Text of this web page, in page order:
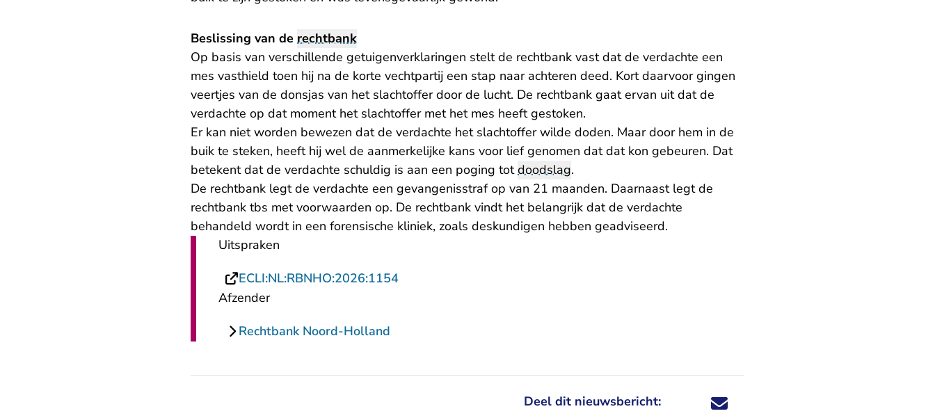
Beslissing van de rechtbank
Op basis van verschillende getuigenverklaringen stelt de rechtbank vast dat de verdachte een
mes vasthield toen hij na de korte vechtpartij een stap naar achteren deed. Kort daarvoor gingen
veertjes van de donsjas van het slachtoffer door de lucht. De rechtbank gaat ervan uit dat de
verdachte op dat moment het slachtoffer met het mes heeft gestoken.
Er kan niet worden bewezen dat de verdachte het slachtoffer wilde doden. Maar door hem in de
buik te steken, heeft hij wel de aanmerkelijke kans voor lief genomen dat dat kon gebeuren. Dat
betekent dat de verdachte schuldig is aan een poging totdoodslag.
De rechtbank legt de verdachte een gevangenisstraf op van 21 maanden. Daarnaast legt de
rechtbank tbs met voorwaarden op. De rechtbank vindt het belangrijk dat de verdachte
behandeld wordt in een forensische kliniek, zoals deskundigen hebben geadviseerd.
Uitspraken
ECLI:NL:RBNHO:2026:1154- U verlaat Rechtspraak.nl
Afzender
Rechtbank Noord-Holland
Deel dit nieuwsbericht: Deel dit nieuwsbericht via X - U verlaat
Deel dit nieuwsbericht via Facebook - U
Deel dit nieuwsbericht via e-mail
Deel dit nieuwsbericht via LinkedIn - U